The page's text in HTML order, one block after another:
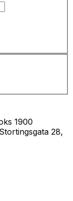
1900
28,